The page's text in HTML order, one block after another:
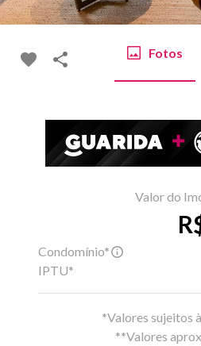
Fotos
Valor do
Condomínio*
IPTU*
*Valores sujeitos
**Valores